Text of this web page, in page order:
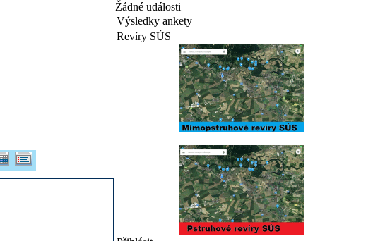
Žádné události
Výsledky ankety
Revíry SÚS